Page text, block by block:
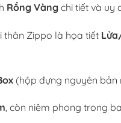
Rồng Vàng chi tiết và uy
thân Zippo là họa tiết
(hộp đựng nguyên bản
, còn niêm phong trong